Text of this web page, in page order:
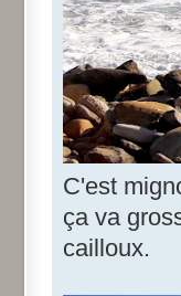
C'est
ça va
cailloux.